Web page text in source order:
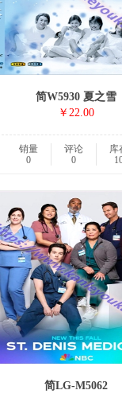
简W5930 夏之雪
￥22.00
销量
0
评论
0
库
简LG-M5062